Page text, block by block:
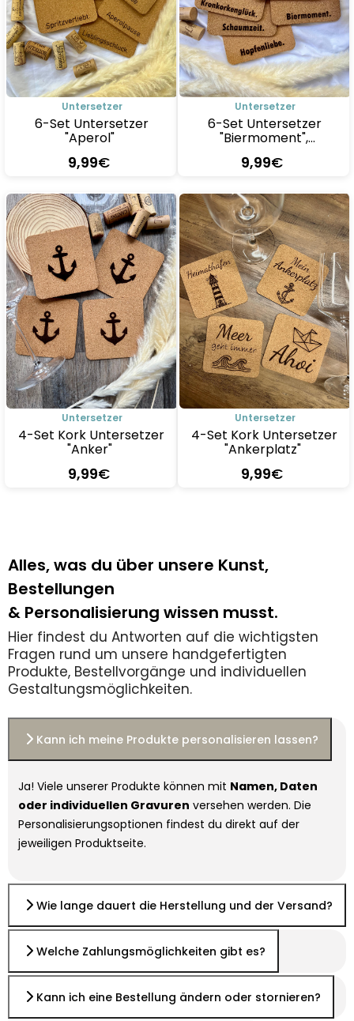
Untersetzer
6-Set Untersetzer
"Aperol"
9,99€
Untersetzer
6-Set Untersetzer
"Biermoment",
verschiedene Motive,
Kork
9,99€
Details
Untersetzer
4-Set Kork Untersetzer
"Anker"
9,99€
Details
Untersetzer
4-Set Kork Untersetzer
"Ankerplatz"
9,99€
Alles, was du über unsere Kunst,
Bestellungen
& Personalisierung wissen musst.
Hier findest du Antworten auf die wichtigsten
Fragen rund um unsere handgefertigten
Produkte, Bestellvorgänge und individuellen
Gestaltungsmöglichkeiten.
Kann ich meine Produkte personalisieren lassen?
Ja! Viele unserer Produkte können mit Namen, Daten
oder individuellen Gravuren versehen werden. Die
Personalisierungsoptionen findest du direkt auf der
jeweiligen Produktseite.
Wie lange dauert die Herstellung und der Versand?
Welche Zahlungsmöglichkeiten gibt es?
Kann ich eine Bestellung ändern oder stornieren?